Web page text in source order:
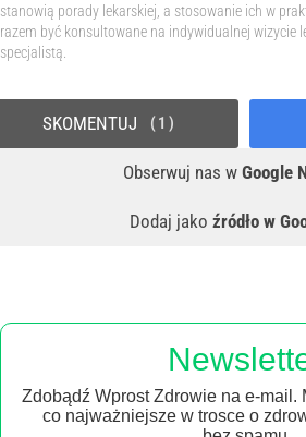
stanowią porady lekarskiej, a stosowanie ich w
razem być konsultowane na indywidualnej wizycie
specjalistą.
Obserwuj nas w Google
Dodaj jako źródło w
SKOMENTUJ 1
Zdobądź Wprost Zdrowie na e-mail.
co najważniejsze w trosce o